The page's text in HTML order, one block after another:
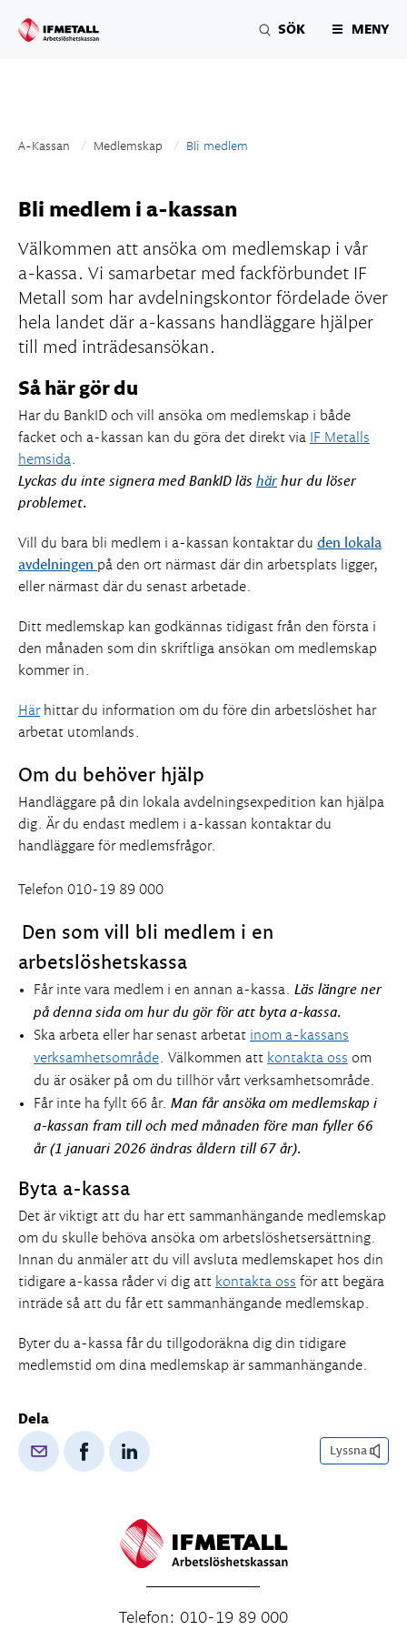
SÖK MENY
A-Kassan Medlemskap Aktuell sida:
Bli medlem
Bli medlem i a-kassan
Välkommen att ansöka om medlemskap i vår
a-kassa. Vi samarbetar med fackförbundet IF
Metall som har avdelningskontor fördelade över
hela landet där a-kassans handläggare hjälper
till med inträdesansökan.
Så här gör du
Har du BankID och vill ansöka om medlemskap i både
facket och a-kassan kan du göra det direkt via
IF Metalls
hemsida
Lyckas du inte signera med BankID läs härhur du löser
problemet.
Vill du bara bli medlem i a-kassan kontaktar du den lokala
avdelningen på den ort närmast där din arbetsplats ligger,
eller närmast där du senast arbetade.
Ditt medlemskap kan godkännas tidigast från den första i
den månaden som din skriftliga ansökan om medlemskap
kommer in.
Härhittar du information om du före din arbetslöshet har
arbetat utomlands.
Om du behöver hjälp
Handläggare på din lokala avdelningsexpedition kan hjälpa
dig. Är du endast medlem i a-kassan kontaktar du
handläggare för medlemsfrågor.
Telefon 010-19 89 000
Den som vill bli medlem i en
arbetslöshetskassa
Får inte vara medlem i en annan a-kassa.
Läs längre ner
på denna sida om hur du gör för att byta a-kassa.
Ska arbeta eller har senast arbetat inom a-kassans
verksamhetsområde . Välkommen att kontakta oss om
du är osäker på om du tillhör vårt verksamhetsområde.
Får inte ha fyllt 66 år. Man får ansöka om medlemskap i
a-kassan fram till och med månaden före man fyller 66
år (1 januari 2026 ändras åldern till 67 år).
Byta a-kassa
Det är viktigt att du har ett sammanhängande medlemskap
om du skulle behöva ansöka om arbetslöshetsersättning.
Innan du anmäler att du vill avsluta medlemskapet hos din
tidigare a-kassa råder vi dig att kontakta oss för att begära
inträde så att du får ett sammanhängande medlemskap.
Byter du a-kassa får du tillgodoräkna dig din tidigare
medlemstid om dina medlemskap är sammanhängande.
Dela
Lyssna
Telefon: 010-19 89 000